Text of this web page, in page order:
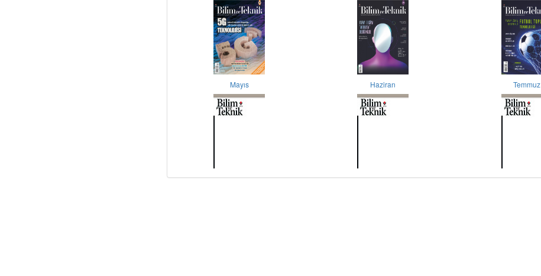
Mayıs Haziran Temmuz